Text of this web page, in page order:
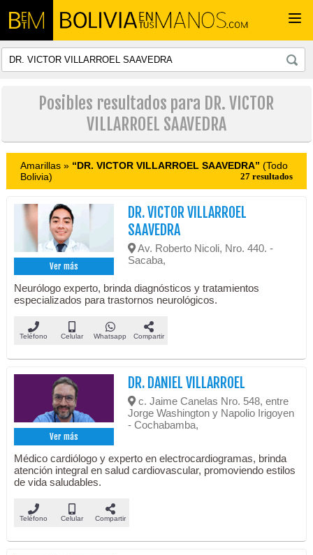
Posibles resultados para DR. VICTOR
VILLARROEL SAAVEDRA
Amarillas » “DR. VICTOR VILLARROEL SAAVEDRA” (Todo
Bolivia)
27 resultados
Ver más
DR. VICTOR VILLARROEL
SAAVEDRA
Av. Roberto Nicoli, Nro. 440. -
Sacaba,
Neurólogo experto, brinda diagnósticos y tratamientos
especializados para trastornos neurológicos.
Teléfono Celular Whatsapp Compartir
Ver más
DR. DANIEL VILLARROEL
c. Jaime Canelas Nro. 548, entre
Jorge Washington y Napolio Irigoyen
- Cochabamba,
Médico cardiólogo y experto en electrocardiogramas, brinda
atención integral en salud cardiovascular, promoviendo estilos
de vida saludables.
Teléfono Celular Compartir